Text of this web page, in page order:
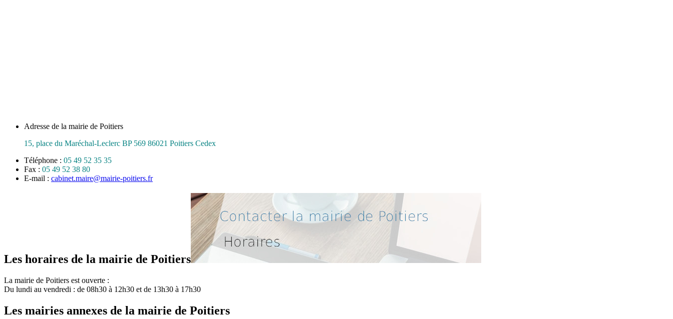
Adresse de la mairie de Poitiers
15, place du Maréchal-Leclerc BP 569 86021 Poitiers Cedex
Téléphone : 05 49 52 35 35
Fax : 05 49 52 38 80
E-mail : cabinet.maire@mairie-poitiers.fr
Les horaires de la mairie de Poitiers
La mairie de Poitiers est ouverte :
Du lundi au vendredi : de 08h30 à 12h30 et de 13h30 à 17h30
Les mairies annexes de la mairie de Poitiers